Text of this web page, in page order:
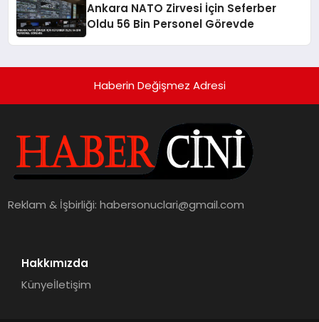
Ankara NATO Zirvesi İçin Seferber
Oldu 56 Bin Personel Görevde
Haberin Değişmez Adresi
Reklam & İşbirliği:habersonuclari@gmail.com
Hakkımızda
Künyeİletişim